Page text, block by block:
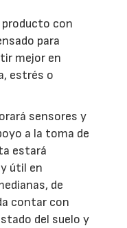
producto con
para
mejor en
estrés o
sensores y
a la toma de
estará
útil en
de
contar con
del suelo y